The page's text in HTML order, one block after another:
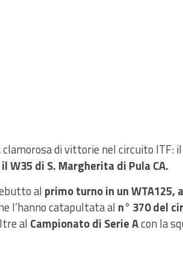
di vittorie nel circuito ITF: il
W35 di S. Margherita di Pula CA.
al primo turno in un WTA125,
l’hanno catapultata al n° 370 del
al Campionato di Serie Acon la